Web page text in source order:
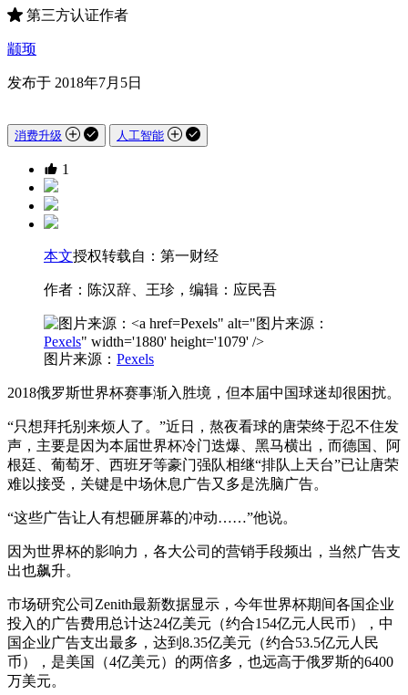
第三方认证作者
颛顼
发布于 2018年7月5日
消费升级 人工智能
1
本文授权转载自：第一财经
作者：陈汉辞、王珍，编辑：应民吾
Pexels" alt="图片来源：
Pexels" width='1880' height='1079' />
图片来源： Pexels
2018俄罗斯世界杯赛事渐入胜境，但本届中国球迷却很困扰。
“只想拜托别来烦人了。”近日，熬夜看球的唐荣终于忍不住发
声，主要是因为本届世界杯冷门迭爆、黑马横出，而德国、阿
根廷、葡萄牙、西班牙等豪门强队相继“排队上天台”已让唐荣
难以接受，关键是中场休息广告又多是洗脑广告。
“这些广告让人有想砸屏幕的冲动……”他说。
因为世界杯的影响力，各大公司的营销手段频出，当然广告支
出也飙升。
市场研究公司Zenith最新数据显示，今年世界杯期间各国企业
投入的广告费用总计达24亿美元（约合154亿元人民币），中
国企业广告支出最多，达到8.35亿美元（约合53.5亿元人民
币），是美国（4亿美元）的两倍多，也远高于俄罗斯的6400
万美元。